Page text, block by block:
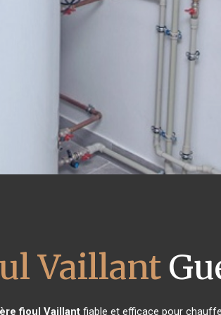
Vaillant
fioul Vaillant fiable et efficace pour